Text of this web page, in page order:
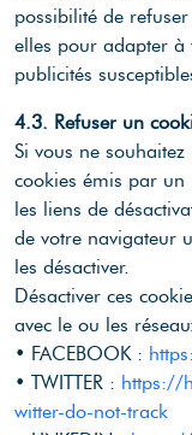
possibilité de
elles pour adapter
publicités
4.3. Refuser un
Si vous ne
cookies émis par un
les liens de
de votre navigateur
les désactiver.
Désactiver ces
avec le ou les
• FACEBOOK :
• TWITTER : https://
witter-do-not-track